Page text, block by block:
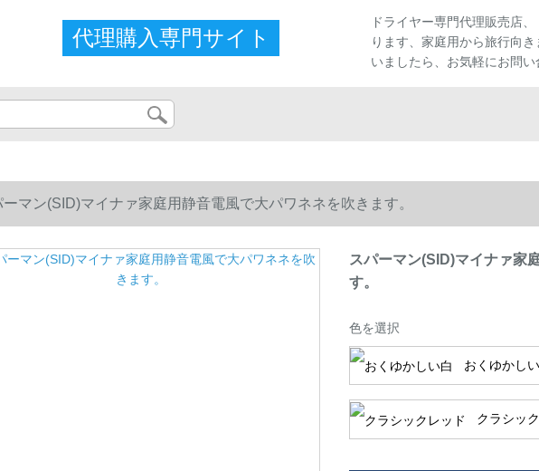
代理購入専門サイト
ドライヤー専門代理販売店
ります、家庭用から旅行向
いましたら、お気軽にお問い
ーマン(SID)マイナァ家庭用静音電風で大パワネネを吹きます。
スパーマン(SID)マイナァ家
す。
色を選択
おくゆかし
クラシッ